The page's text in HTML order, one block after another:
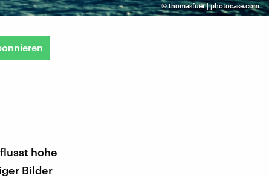
©thomasfuer | photocase.com
hohe
Bilder